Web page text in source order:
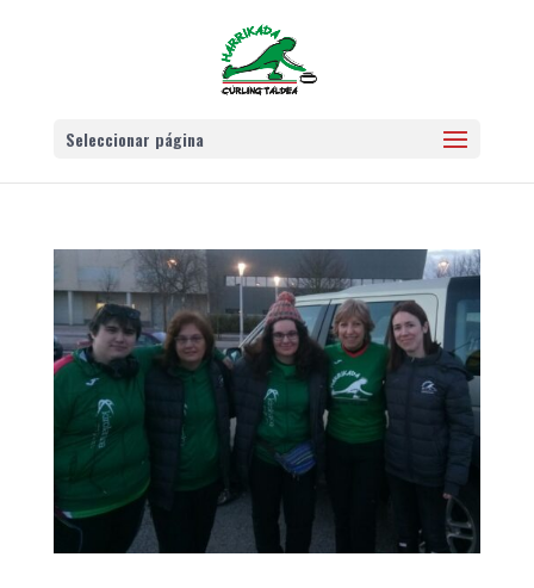
Seleccionar página